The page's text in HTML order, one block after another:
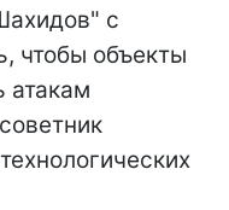
с
чтобы объекты
атакам